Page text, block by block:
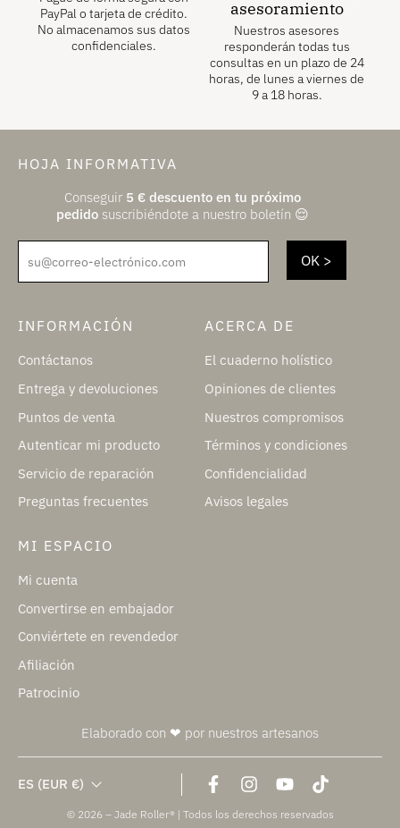
PayPal o tarjeta de crédito.
No almacenamos sus datos
confidenciales.
asesoramiento
Nuestros asesores
responderán todas tus
consultas en un plazo de 24
horas, de lunes a viernes de
9 a 18 horas.
HOJA INFORMATIVA
Conseguir 5 €descuento en tu próximo
pedidosuscribiéndote a nuestro boletín 😌
su@correo-electrónico.com
INFORMACIÓN
Contáctanos
Entrega y devoluciones
Puntos de venta
Autenticar mi producto
Servicio de reparación
Preguntas frecuentes
ACERCA DE
El cuaderno holístico
Opiniones de clientes
Nuestros compromisos
Términos y condiciones
Confidencialidad
Avisos legales
MI ESPACIO
Mi cuenta
Convertirse en embajador
Conviértete en revendedor
Afiliación
Patrocinio
ES (EUR €)
Elaborado con ❤ por nuestros artesanos
© 2026 – Jade Roller® | Todos los derechos reservados